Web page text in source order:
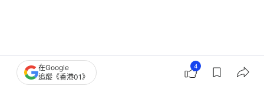
在深圳哪裡可以賞花？
在Google
追蹤《香港01》
4